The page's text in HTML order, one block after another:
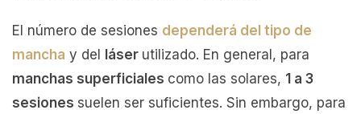
El número de sesiones dependerá del tipo de
mancha y del láser utilizado. En general, para
manchas superficiales como las solares, 1 a 3
sesiones suelen ser suficientes. Sin embargo, para